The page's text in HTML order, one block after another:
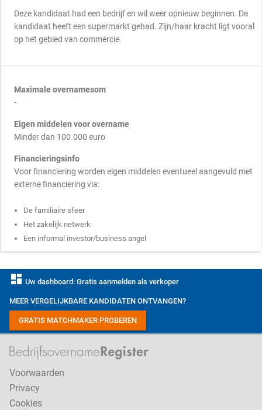
Deze kandidaat had een bedrijf en wil weer opnieuw beginnen. De
kandidaat heeft een supermarkt gehad. Zijn/haar kracht ligt vooral
op het gebied van commercie.
Maximale overnamesom
-
Eigen middelen voor overname
Minder dan 100.000 euro
Financieringsinfo
Voor financiering worden eigen middelen eventueel aangevuld met
externe financiering via:
De familiaire sfeer
Het zakelijk netwerk
Een informal investor/business angel
dashboard Uw dashboard: Gratis aanmelden als verkoper
MEER VERGELIJKBARE KANDIDATEN ONTVANGEN?
GRATIS MATCHMAKER PROBEREN
Voorwaarden
Privacy
Cookies